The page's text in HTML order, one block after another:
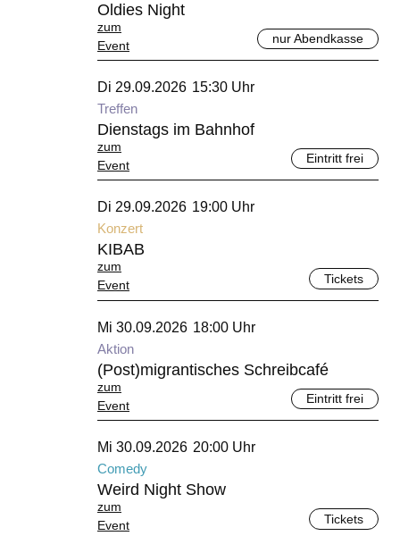
nur Abendkasse
Oldies Night
zum
Event
September 2026
Di 29.09.2026 15:30 Uhr
Treffen
Eintritt frei
Dienstags im Bahnhof
zum
Event
September 2026
Di 29.09.2026 19:00 Uhr
Konzert
Tickets
KIBAB
zum
Event
September 2026
Mi 30.09.2026 18:00 Uhr
Aktion
Eintritt frei
(Post)migrantisches Schreibcafé
zum
Event
September 2026
Mi 30.09.2026 20:00 Uhr
Comedy
Tickets
Weird Night Show
zum
Event